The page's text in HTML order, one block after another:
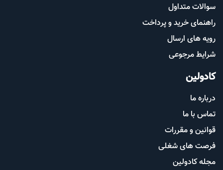
سوالات متداول
راهنمای خرید و پرداخت
رویه های ارسال
شرایط مرجوعی
کادولین
درباره ما
تماس با ما
قوانین و مقررات
فرصت های شغلی
مجله کادولین